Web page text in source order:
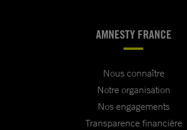
AMNESTY FRANCE
Nous connaître
Notre organisation
Nos engagements
Transparence financière